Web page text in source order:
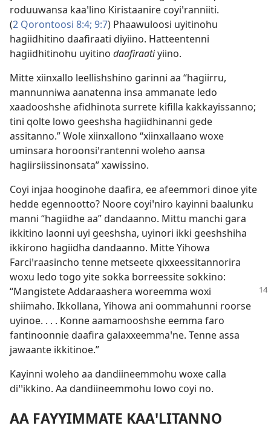
roduuwansa kaaꞌlino Kiristaanire coyiꞌranniiti.
(2 Qorontoosi 8:4; 9:7) Phaawuloosi uyitinohu
hagiidhitino daafiraati diyiino. Hatteentenni
hagiidhitinohu uyitino daafiraatiyiino.
Mitte xiinxallo leellishshino garinni aa “hagiirru,
mannunniwa aanatenna insa ammanate ledo
xaadooshshe afidhinota surrete kifilla kakkayissanno;
tini qolte lowo geeshsha hagiidhinanni gede
assitanno.” Wole xiinxallono “xiinxallaano woxe
uminsara horoonsiꞌrantenni woleho aansa
hagiirsiissinonsata” xawissino.
Coyi injaa hooginohe daafira, ee afeemmori dinoe yite
hedde egennootto? Noore coyiꞌniro kayinni baalunku
manni “hagiidhe aa” dandaanno. Mittu manchi gara
ikkitino laonni uyi geeshsha, uyinori ikki geeshshiha
ikkirono hagiidha dandaanno. Mitte Yihowa
Farciꞌraasincho tenne metseete qixxeessitannorira
woxu ledo togo yite sokka borreessite sokkino:
“MangisteteAddaraashera woreemma woxi
shiimaho. Ikkollana, Yihowa ani oommahunni roorse
uyinoe. . . . Konne aamamooshshe eemma faro
fantinoonnie daafira galaxxeemmaꞌne. Tenne assa
jawaante ikkitinoe.”
Kayinni woleho aa dandiineemmohu woxe calla
diꞌꞌikkino. Aa dandiineemmohu lowo coyi no.
AA FAYYIMMATE KAAꞌLITANNO